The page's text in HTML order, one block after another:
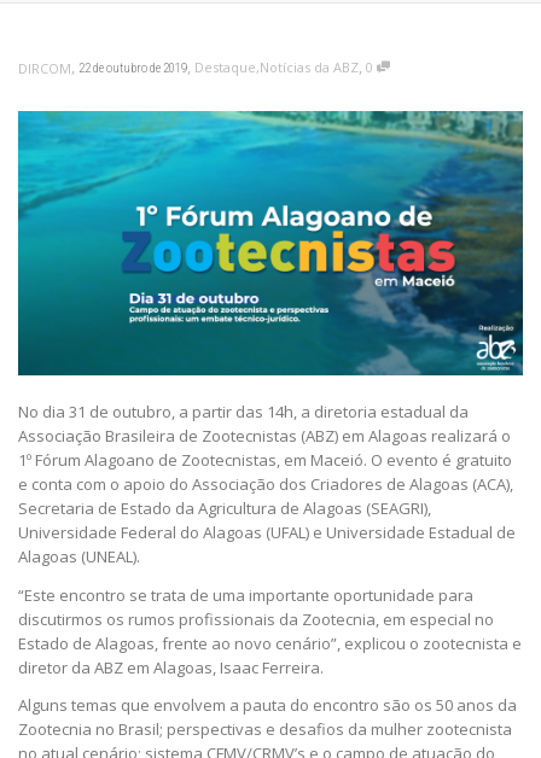
DIRCOM, 22 de outubro de 2019, Destaque,Notícias da ABZ, 0
No dia 31 de outubro, a partir das 14h, a diretoria estadual da
Associação Brasileira de Zootecnistas (ABZ) em Alagoas realizará o
1º Fórum Alagoano de Zootecnistas, em Maceió. O evento é gratuito
e conta com o apoio do Associação dos Criadores de Alagoas (ACA),
Secretaria de Estado da Agricultura de Alagoas (SEAGRI),
Universidade Federal do Alagoas (UFAL) e Universidade Estadual de
Alagoas (UNEAL).
“Este encontro se trata de uma importante oportunidade para
discutirmos os rumos profissionais da Zootecnia, em especial no
Estado de Alagoas, frente ao novo cenário”, explicou o zootecnista e
diretor da ABZ em Alagoas, Isaac Ferreira.
Alguns temas que envolvem a pauta do encontro são os 50 anos da
Zootecnia no Brasil; perspectivas e desafios da mulher zootecnista
no atual cenário; sistema CFMV/CRMV’s e o campo de atuação do